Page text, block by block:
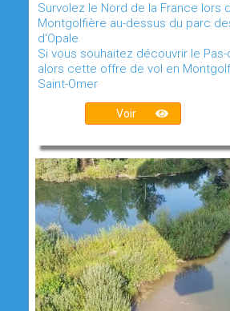
Survolez le Nord de la France lors
Montgolfière au-dessus du parc
d'Opale
Si vous souhaitez découvrir le
alors cette offre de vol en
Saint-Omer
Voir